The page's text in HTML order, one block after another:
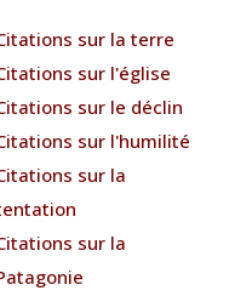
sur la terre
sur l'église
sur le déclin
sur l'humilité
sur la
sur la